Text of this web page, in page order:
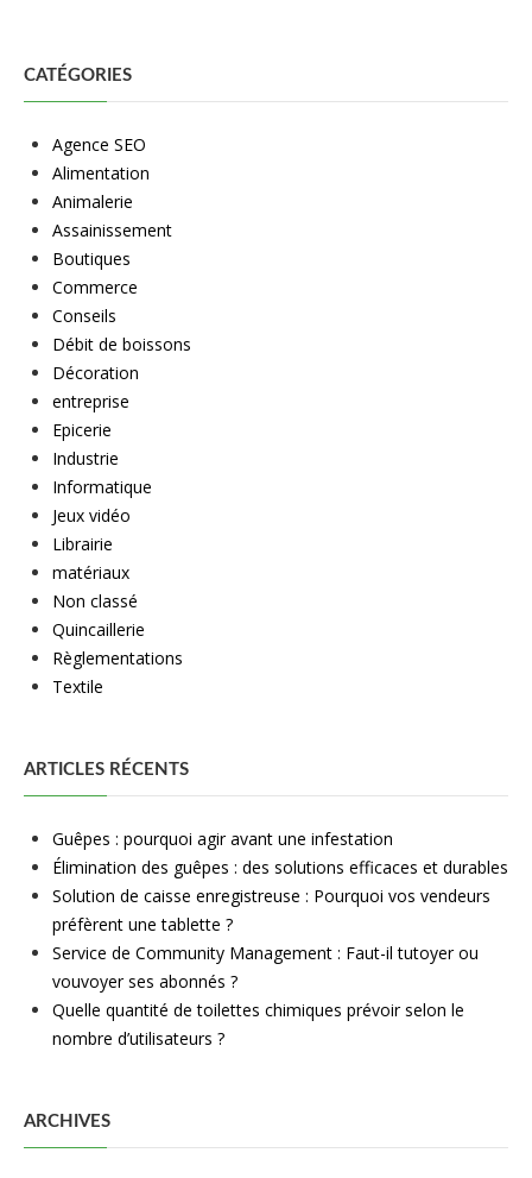
CATÉGORIES
Agence SEO
Alimentation
Animalerie
Assainissement
Boutiques
Commerce
Conseils
Débit de boissons
Décoration
entreprise
Epicerie
Industrie
Informatique
Jeux vidéo
Librairie
matériaux
Non classé
Quincaillerie
Règlementations
Textile
ARTICLES RÉCENTS
Guêpes : pourquoi agir avant une infestation
Élimination des guêpes : des solutions efficaces et durables
Solution de caisse enregistreuse : Pourquoi vos vendeurs
préfèrent une tablette ?
Service de Community Management : Faut-il tutoyer ou
vouvoyer ses abonnés ?
Quelle quantité de toilettes chimiques prévoir selon le
nombre d’utilisateurs ?
ARCHIVES